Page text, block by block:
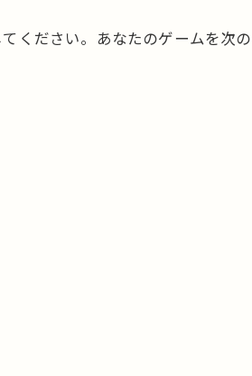
ください。あなたのゲームを次